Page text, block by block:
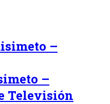
–
Televisión